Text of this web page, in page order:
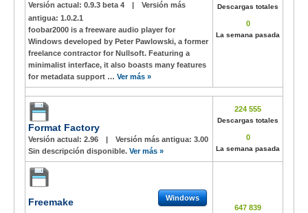
Versión actual: 0.9.3 beta 4 |
Versión más
antigua: 1.0.2.1
foobar2000 is a freeware audio player for
Windows developed by Peter Pawlowski, a former
freelance contractor for Nullsoft. Featuring a
minimalist interface, it also boasts many features
for metadata support … Ver más »
Descargas totales
0
La semana pasada
Format Factory
Versión actual: 2.96 | Versión más antigua: 3.00
Sin descripción disponible. Ver más »
224 555
Descargas totales
0
La semana pasada
Freemake Windows
647 839